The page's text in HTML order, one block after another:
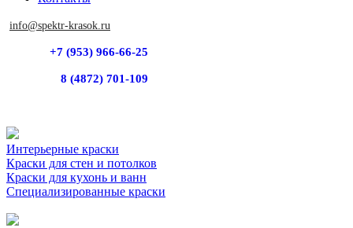
info@spektr-krasok.ru
+7 (953) 966-66-25
8 (4872) 701-109
Интерьерные краски
Краски для стен и потолков
Краски для кухонь и ванн
Специализированные краски